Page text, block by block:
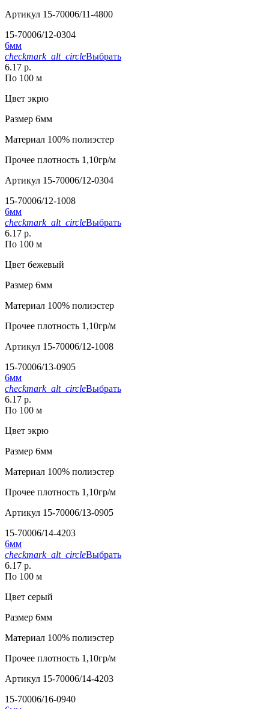
Артикул 15-70006/11-4800
15-70006/12-0304
6мм
checkmark_alt_circleВыбрать
6.17 р.
По 100 м
Цвет экрю
Размер 6мм
Материал 100% полиэстер
Прочее плотность 1,10гр/м
Артикул 15-70006/12-0304
15-70006/12-1008
6мм
checkmark_alt_circleВыбрать
6.17 р.
По 100 м
Цвет бежевый
Размер 6мм
Материал 100% полиэстер
Прочее плотность 1,10гр/м
Артикул 15-70006/12-1008
15-70006/13-0905
6мм
checkmark_alt_circleВыбрать
6.17 р.
По 100 м
Цвет экрю
Размер 6мм
Материал 100% полиэстер
Прочее плотность 1,10гр/м
Артикул 15-70006/13-0905
15-70006/14-4203
6мм
checkmark_alt_circleВыбрать
6.17 р.
По 100 м
Цвет серый
Размер 6мм
Материал 100% полиэстер
Прочее плотность 1,10гр/м
Артикул 15-70006/14-4203
15-70006/16-0940